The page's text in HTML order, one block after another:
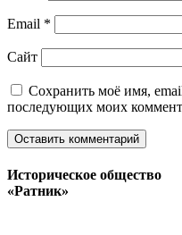
Email *
Сайт
Сохранить моё имя,
последующих моих
Историческое общество
«Ратник»